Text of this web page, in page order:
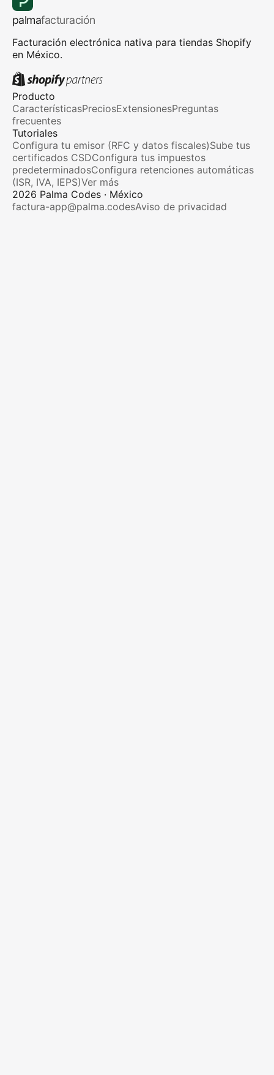
palmafacturación
Facturación electrónica nativa para tiendas Shopify
en México.
Producto
CaracterísticasPreciosExtensionesPreguntas
frecuentes
Tutoriales
Configura tu emisor (RFC y datos fiscales)Sube tus
certificados CSDConfigura tus impuestos
predeterminadosConfigura retenciones automáticas
(ISR, IVA, IEPS)Ver más
2026 Palma Codes · México
factura-app@palma.codesAviso de privacidad